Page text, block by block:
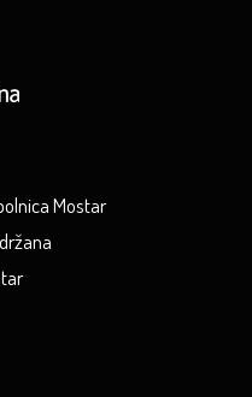
Mostar